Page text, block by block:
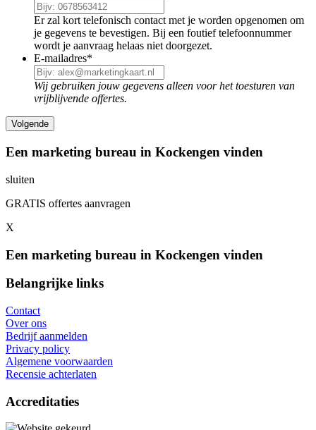
Er zal kort telefonisch contact met je worden opgenomen om
je gegevens te bevestigen. Bij een foutief telefoonnummer
wordt je aanvraag helaas niet doorgezet.
E-mailadres*
Wij gebruiken jouw gegevens alleen voor het toesturen van
vrijblijvende offertes.
Een marketing bureau in Kockengen vinden
sluiten
GRATIS offertes aanvragen
X
Een marketing bureau in Kockengen vinden
Belangrijke links
Contact
Over ons
Bedrijf aanmelden
Privacy policy
Algemene voorwaarden
Recensie achterlaten
Accreditaties